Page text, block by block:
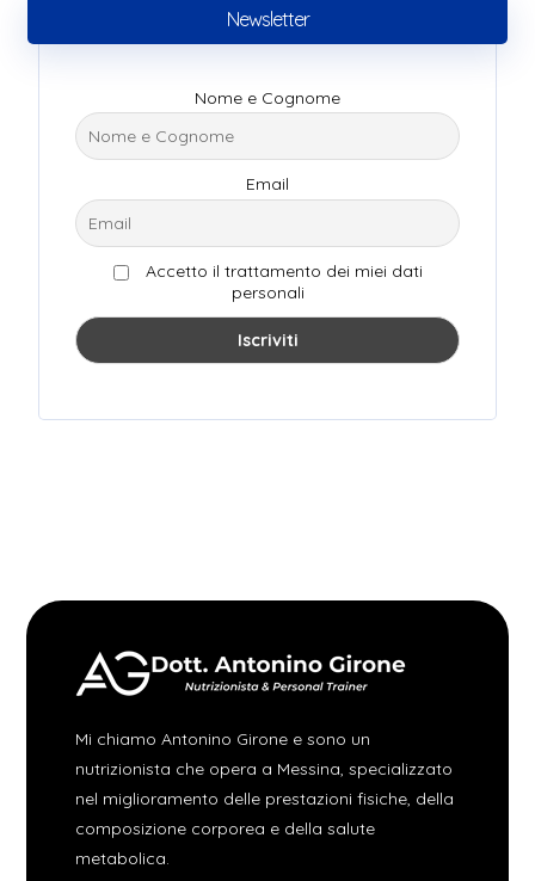
Newsletter
Nome e Cognome
Email
Accetto il trattamento dei miei dati
personali
Mi chiamo Antonino Girone e sono un
nutrizionista che opera a Messina, specializzato
nel miglioramento delle prestazioni fisiche, della
composizione corporea e della salute
metabolica.